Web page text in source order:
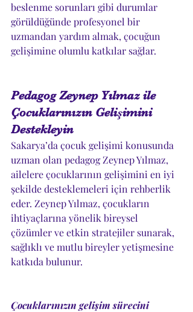
beslenme sorunları gibi durumlar
görüldüğünde profesyonel bir
uzmandan yardım almak, çocuğun
gelişimine olumlu katkılar sağlar.
Pedagog Zeynep Yılmaz ile
Çocuklarınızın Gelişimini
Destekleyin
Sakarya’da çocuk gelişimi konusunda
uzman olan pedagog Zeynep Yılmaz,
ailelere çocuklarının gelişimini en iyi
şekilde desteklemeleri için rehberlik
eder. Zeynep Yılmaz, çocukların
ihtiyaçlarına yönelik bireysel
çözümler ve etkin stratejiler sunarak,
sağlıklı ve mutlu bireyler yetişmesine
katkıda bulunur.
Çocuklarınızın gelişim sürecini